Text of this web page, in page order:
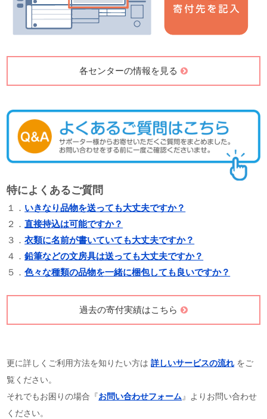
各センターの情報を見る
特によくあるご質問
１． いきなり品物を送っても大丈夫ですか？
２．直接持込は可能ですか？
３．衣類に名前が書いていても大丈夫ですか？
４．鉛筆などの文房具は送っても大丈夫ですか？
５．色々な種類の品物を一緒に梱包しても良いですか？
過去の寄付実績はこちら
更に詳しくご利用方法を知りたい方は詳しいサービスの流れ をご
覧ください。
それでもお困りの場合『お問い合わせフォーム』よりお問い合わせ
ください。